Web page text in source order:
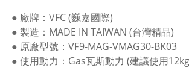
● 廠牌：VFC (巍嘉國際)
● 製造：MADE IN TAIWAN (台灣精品)
● 原廠型號：VF9-MAG-VMAG30-BK03
● 使用動力：Gas瓦斯動力 (建議使用